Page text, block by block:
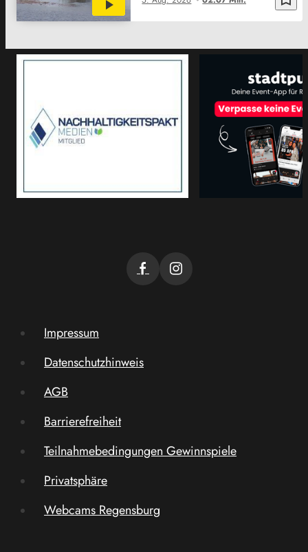
Impressum
Datenschutzhinweis
AGB
Barrierefreiheit
Teilnahmebedingungen Gewinnspiele
Privatsphäre
Webcams Regensburg